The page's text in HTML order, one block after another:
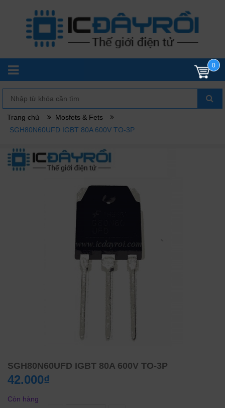
0
Trang chủ
Mosfets & Fets
SGH80N60UFD IGBT 80A 600V TO-3P
SGH80N60UFD IGBT 80A 600V TO-3P
42.000₫
Còn hàng